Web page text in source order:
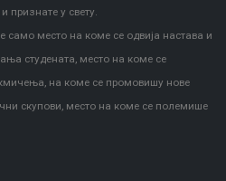
признате у свету.
само место на коме се одвија настава и
студената, место на коме се
на коме се промовишу нове
скупови, место на коме се полемише